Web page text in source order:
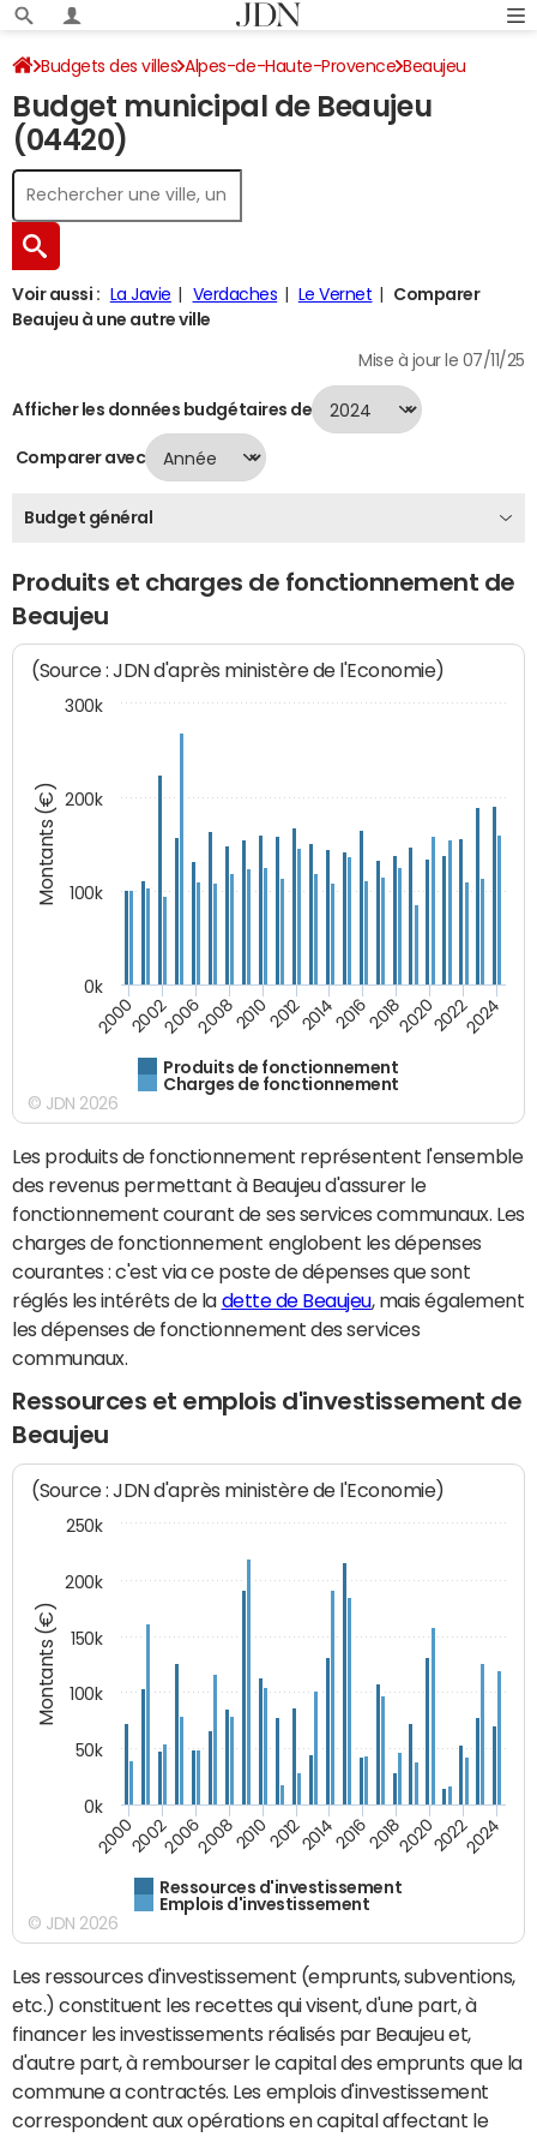
Budgets des villes Alpes-de-Haute-Provence Beaujeu
Budget 2024
Budget municipal de Beaujeu
(04420)
Voir aussi : La Javie Verdaches Le Vernet
Comparer
Beaujeu à une autre ville
Mise à jour le 07/11/25
Afficher les données budgétaires de
Comparer avec
Budget général
Produits et charges de fonctionnement de
Beaujeu
Montants (€)
(Source : JDN d'après ministère de l'Economie)
Produits de fonctionnement
Charges de fonctionnement
200020022006200820102012201420162018202020222024
0k
100k
200k
300k
© JDN 2026
Les produits de fonctionnement représentent l'ensemble
des revenus permettant à Beaujeu d'assurer le
fonctionnement courant de ses services communaux. Les
charges de fonctionnement englobent les dépenses
courantes : c'est via ce poste de dépenses que sont
réglés les intérêts de la dette de Beaujeu, mais également
les dépenses de fonctionnement des services
communaux.
Ressources et emplois d'investissement de
Beaujeu
Montants (€)
(Source : JDN d'après ministère de l'Economie)
Ressources d'investissement
Emplois d'investissement
200020022006200820102012201420162018202020222024
0k
50k
100k
150k
200k
250k
© JDN 2026
Les ressources d'investissement (emprunts, subventions,
etc.) constituent les recettes qui visent, d'une part, à
financer les investissements réalisés par Beaujeu et,
d'autre part, à rembourser le capital des emprunts que la
commune a contractés. Les emplois d'investissement
correspondent aux opérations en capital affectant le